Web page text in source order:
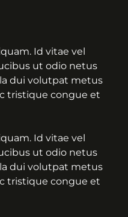
Id vitae vel
ut odio netus
dui volutpat metus
tristique congue et
Id vitae vel
ut odio netus
dui volutpat metus
tristique congue et